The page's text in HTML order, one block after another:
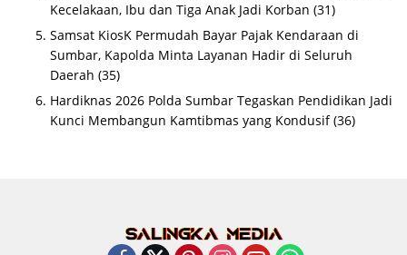
Kecelakaan, Ibu dan Tiga Anak Jadi Korban (31)
Samsat KiosK Permudah Bayar Pajak Kendaraan di
Sumbar, Kapolda Minta Layanan Hadir di Seluruh
Daerah (35)
Hardiknas 2026 Polda Sumbar Tegaskan Pendidikan Jadi
Kunci Membangun Kamtibmas yang Kondusif (36)